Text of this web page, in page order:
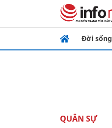
Đời sống
QUÂN SỰ